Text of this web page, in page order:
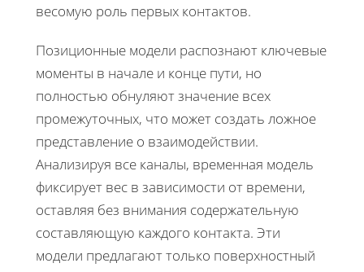
весомую роль первых контактов.
Позиционные модели распознают ключевые
моменты в начале и конце пути, но
полностью обнуляют значение всех
промежуточных, что может создать ложное
представление о взаимодействии.
Анализируя все каналы, временная модель
фиксирует вес в зависимости от времени,
оставляя без внимания содержательную
составляющую каждого контакта. Эти
модели предлагают только поверхностный